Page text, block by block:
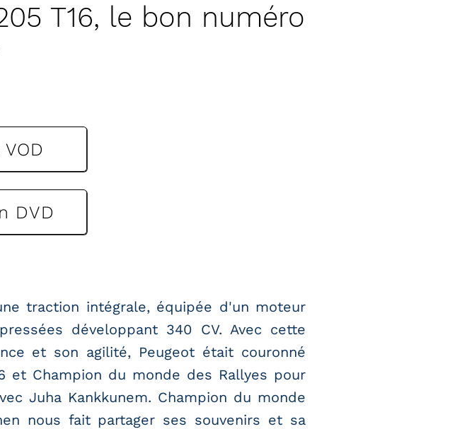
T16, le bon numéro
DVD
traction intégrale, équipée d'un moteur
développant 340 CV. Avec cette
et son agilité, Peugeot était couronné
et Champion du monde des Rallyes pour
Juha Kankkunem. Champion du monde
nous fait partager ses souvenirs et sa